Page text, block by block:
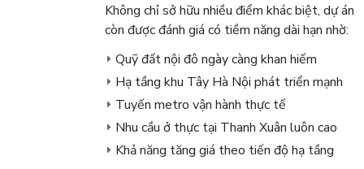
Không chỉ sở hữu nhiều điểm khác biệt, dự án
còn được đánh giá có tiềm năng dài hạn nhờ:
Quỹ đất nội đô ngày càng khan hiếm
Hạ tầng khu Tây Hà Nội phát triển mạnh
Tuyến metro vận hành thực tế
Nhu cầu ở thực tại Thanh Xuân luôn cao
Khả năng tăng giá theo tiến độ hạ tầng